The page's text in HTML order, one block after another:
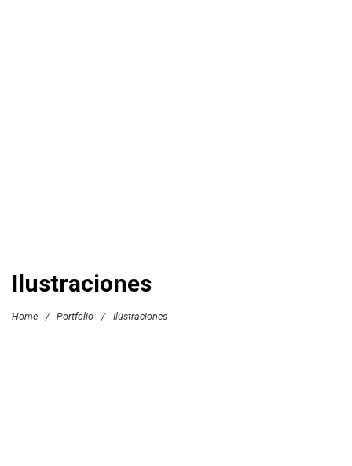
Ilustraciones
Home / Portfolio / Ilustraciones